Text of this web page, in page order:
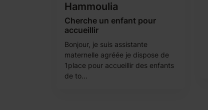
Hammoulia
Cherche un enfant pour
accueillir
Bonjour, je suis assistante
maternelle agréée je dispose de
1place pour accueillir des enfants
de to...